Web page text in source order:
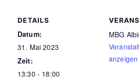
DETAILS
Datum:
31. Mai 2023
Zeit:
13:30 - 18:00
MBG
anzeigen